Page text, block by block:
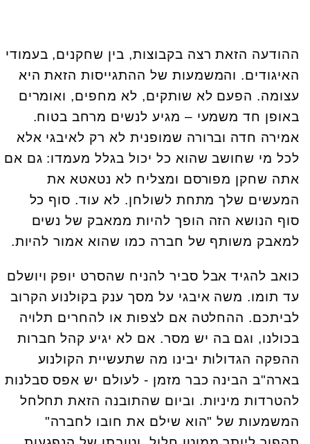
ההודעה הזאת רצה בקבוצות, בין שחקנים, בעמודי
האיגודים. והמשמעות של ההתגייסות הזאת היא
עצומה. הפעם לא שותקים, לא מחפים, ואומרים
באופן חד משמעי – מגיע לנשים מרחב בטוח.
אמירה חדה וברורה שמופנית לא רק לאיבגי אלא
לכל מי שחושב שהוא כל יכול בגלל מעמדו: גם אם
אתה שחקן מפורסם ומצליח לא נטאטא את
המעשים שלך מתחת לשולחן. לא עוד. סוף כל
סוף הנושא הזה הופך להיות ממאבק של נשים
למאבק משותף של חברה כמו שהוא אמור להיות.
כואב להגיד אבל סביר להניח שהסרט יופק ויושלם
עד תומו. משה איבגי על מסך ענק בקולנוע הקרוב
לביתכם. ההחלטה אם לצפות או להחרים תלויה
בכולנו, וגם בה יש מסר. אם לא יגיע קהל חברות
ההפקה הגדולות יבינו מה שתעשיית הקולנוע
בארה"ב הבינה כבר מזמן - לעולם יש אפס סבלנות
להטרדות מיניות. וביום שהתובנה הזאת תחלחל
המשמעות של "הוא שילם את חובו לחברה"